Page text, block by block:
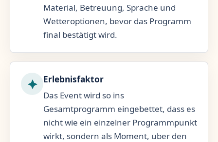
Material, Betreuung, Sprache und
Wetteroptionen, bevor das Programm
final bestätigt wird.
Erlebnisfaktor
Das Event wird so ins
Gesamtprogramm eingebettet, dass es
nicht wie ein einzelner Programmpunkt
wirkt, sondern als Moment, uber den